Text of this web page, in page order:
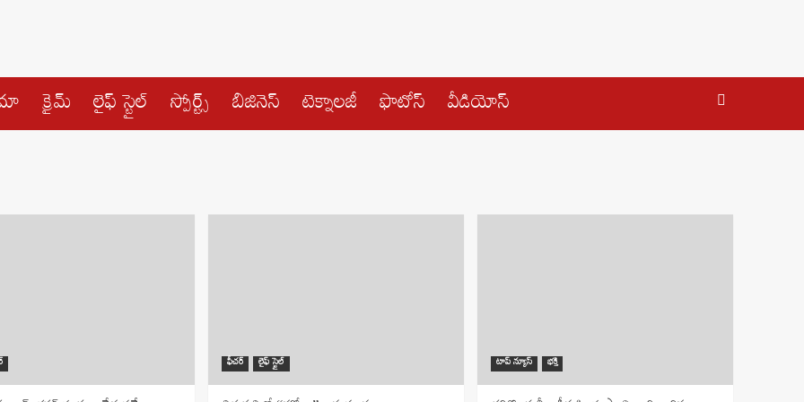
క్రైమ్ లైఫ్ స్టైల్ స్పోర్ట్స్ బిజినెస్ టెక్నాలజీ ఫొటోస్ వీడియోస్
ఫీచర్ లైఫ్ స్టైల్ టాప్ న్యూస్ భక్తి